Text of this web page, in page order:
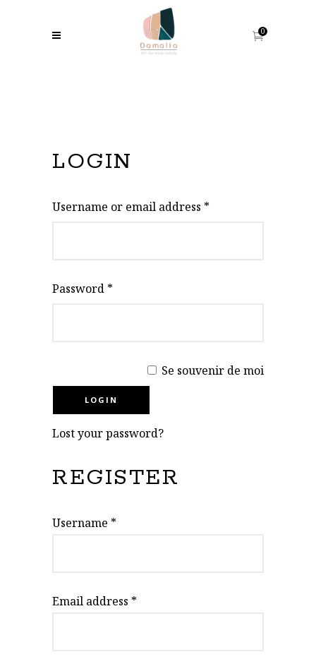
0
LOGIN
Username or email address *
Password *
Se souvenir de moi
Lost your password?
REGISTER
Username *
Email address *